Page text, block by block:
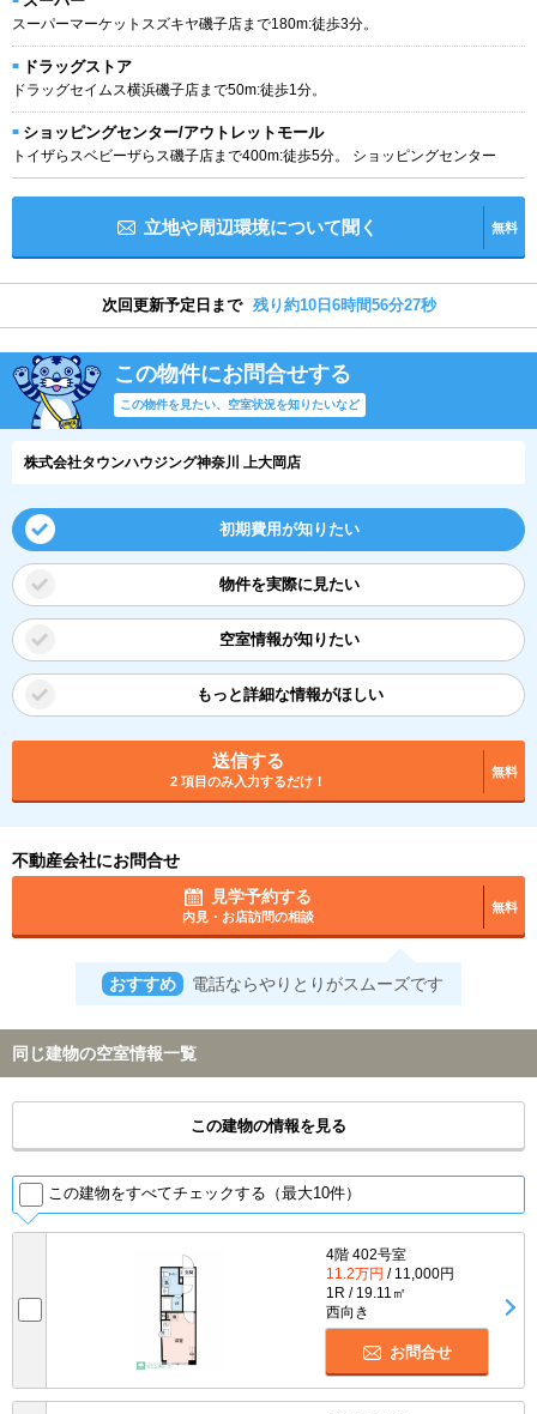
スーパーマーケットスズキヤ磯子店まで180m:徒歩3分。
ドラッグストア
ドラッグセイムス横浜磯子店まで50m:徒歩1分。
ショッピングセンター/アウトレットモール
トイザらスベビーザらス磯子店まで400m:徒歩5分。 ショッピングセンター
立地や周辺環境について聞く 無料
次回更新予定日まで 残り約10日6時間56分27秒
この物件にお問合せする
この物件を見たい、空室状況を知りたいなど
株式会社タウンハウジング神奈川 上大岡店
初期費用が知りたい
物件を実際に見たい
空室情報が知りたい
もっと詳細な情報がほしい
送信する
2 項目のみ入力するだけ！
無料
不動産会社にお問合せ
見学予約する
内見・お店訪問の相談
無料
おすすめ 電話ならやりとりがスムーズです
同じ建物の空室情報一覧
この建物の情報を見る
この建物をすべてチェックする（最大10件）
4階 402号室
11.2万円 / 11,000円
1R / 19.11㎡
西向き
お問合せ